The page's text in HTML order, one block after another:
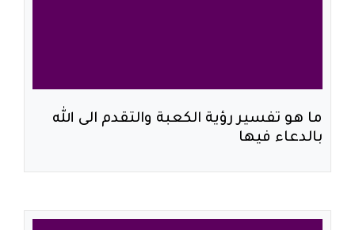
ما هو تفسير رؤية الكعبة والتقدم الى الله
بالدعاء فيها